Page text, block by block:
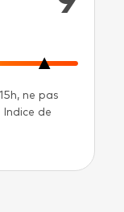
ne pas
de